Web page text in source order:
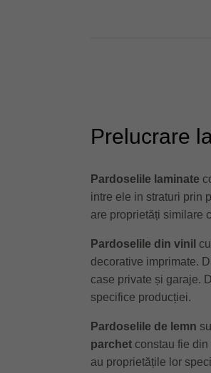
Prelucrare
Pardoselile laminate
intre ele in straturi prin
are proprietăți similare
Pardoselile din vinil
decorative imprimate.
case private și garaje.
specifice producției.
Pardoselile de lemn
parchet constau fie
au proprietățile lor